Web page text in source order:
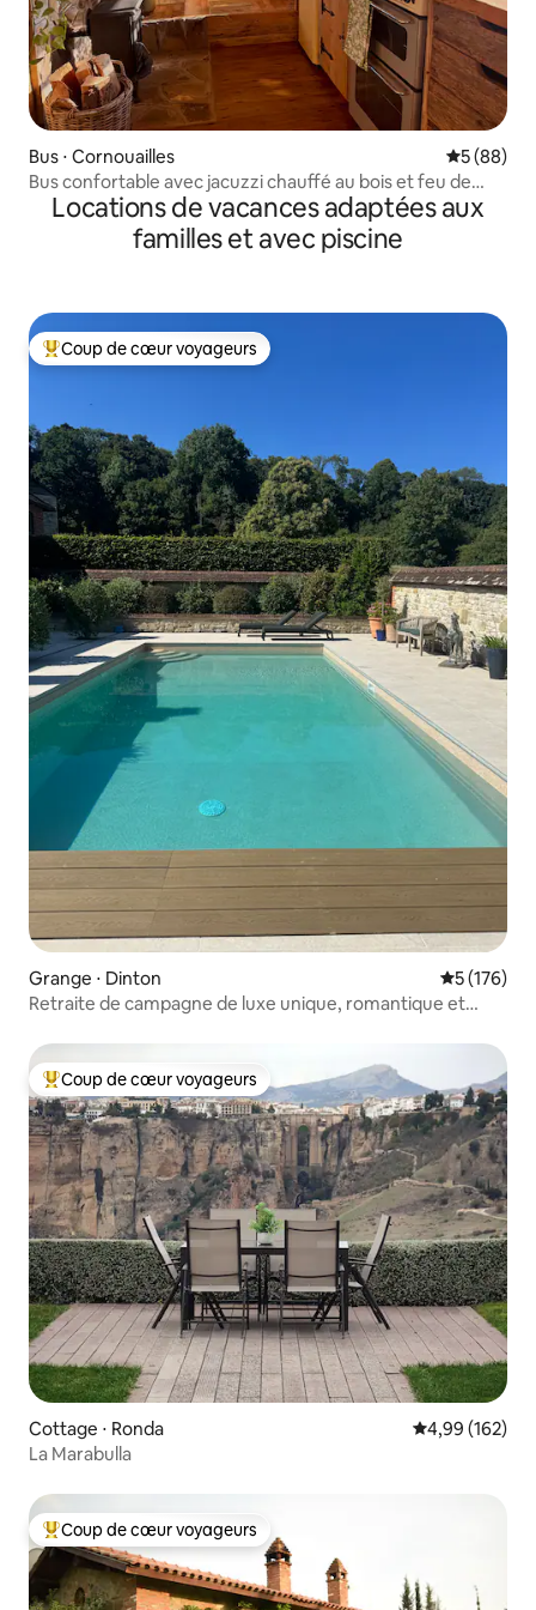
Bus ⋅ Cornouailles
5 (88)
Bus confortable avec jacuzzi chauffé au bois et feu de
boisLocations de vacances adaptées aux
familles et avec piscine
Coups de cœur voyageurs les plus appréciés
Coup de cœur voyageurs
Grange ⋅ Dinton Évaluation
5 (176)
Retraite de campagne de luxe unique, romantique et
Coups de cœur voyageurs les plus appréciés
Coup de cœur voyageurs
Cottage ⋅ Ronda Évaluation
4,99 (162)
La Marabulla
Coups de cœur voyageurs les plus appréciés
Coup de cœur voyageurs